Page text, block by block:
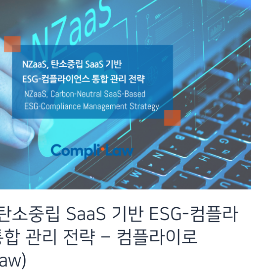
소중립 SaaS 기반 ESG-컴플라
합 관리 전략 – 컴플라이로